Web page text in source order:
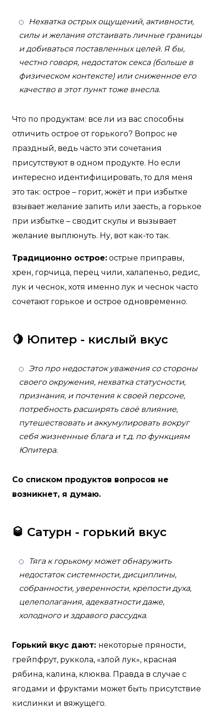
Нехватка острых ощущений, активности,
силы и желания отстаивать личные границы
и добиваться поставленных целей. Я бы,
честно говоря, недостаток секса (больше в
физическом контексте) или сниженное его
качество в этот пункт тоже внесла.
Что по продуктам: все ли из вас способны
отличить острое от горького? Вопрос не
праздный, ведь часто эти сочетания
присутствуют в одном продукте. Но если
интересно идентифицировать, то для меня
это так: острое – горит, жжёт и при избытке
взывает желание запить или заесть, а горькое
при избытке – сводит скулы и вызывает
желание выплюнуть. Ну, вот как-то так.
Традиционно острое: острые приправы,
хрен, горчица, перец чили, халапеньо, редис,
лук и чеснок, хотя именно лук и чеснок часто
сочетают горькое и острое одновременно.
🍋 Юпитер - кислый вкус
Это про недостаток уважения со стороны
своего окружения, нехватка статусности,
признания, и почтения к своей персоне,
потребность расширять своё влияние,
путешествовать и аккумулировать вокруг
себя жизненные блага и т.д. по функциям
Юпитера.
Со списком продуктов вопросов не
возникнет, я думаю.
🥃 Сатурн - горький вкус
Тяга к горькому может обнаружить
недостаток системности, дисциплины,
собранности, уверенности, крепости духа,
целеполагания, адекватности даже,
холодного и здравого рассудка.
Горький вкус дают: некоторые пряности,
грейпфрут, руккола, «злой лук», красная
рябина, калина, клюква. Правда в случае с
ягодами и фруктами может быть присутствие
кислинки и вяжущего.